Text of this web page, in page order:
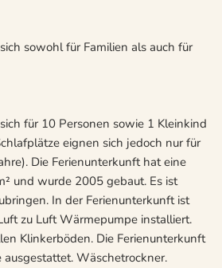
sowohl für Familien als auch für
für 10 Personen sowie 1 Kleinkind
eignen sich jedoch nur für
Die Ferienunterkunft hat eine
und wurde 2005 gebaut. Es ist
In der Ferienunterkunft ist
zu Luft Wärmepumpe installiert.
Klinkerböden. Die Ferienunterkunft
Wäschetrockner.